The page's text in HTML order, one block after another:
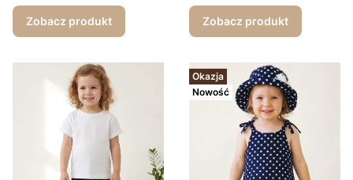
Zobacz produkt Zobacz produkt
Okazja
Nowość